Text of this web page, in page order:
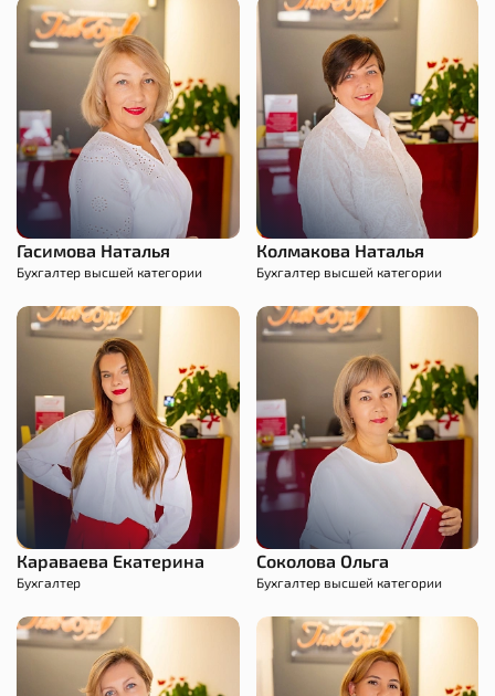
Гасимова Наталья
Бухгалтер высшей категории
Колмакова Наталья
Бухгалтер высшей категории
Караваева Екатерина
Бухгалтер
Соколова Ольга
Бухгалтер высшей категории
Оставить заявку
Оставьте свои контактные данные и наш
менеджер свяжется с вами в ближайшее
время
Имя*
Телефон*
Заказать звонок
Нажимая на кнопку «Заказать звонок», вы
принимаете условия
Пользовательского соглашения
Спасибо!
Ваша заявка успешно отправлена.